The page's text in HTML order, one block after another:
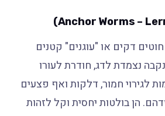
דקים או "עוגנים" קטנים
נצמדת לדג, חודרת לעורו
לגירוי חמור, דלקות ואף פצעים
הן בולטות יחסית וקל לזהות